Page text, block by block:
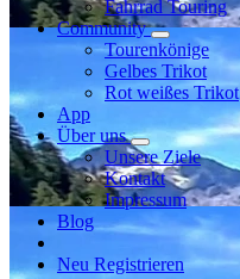
Fahrrad Touring
Community
Tourenkönige
Gelbes Trikot
Rot weißes Trikot
App
Über uns
Unsere Ziele
Kontakt
Impressum
Blog
Neu Registrieren